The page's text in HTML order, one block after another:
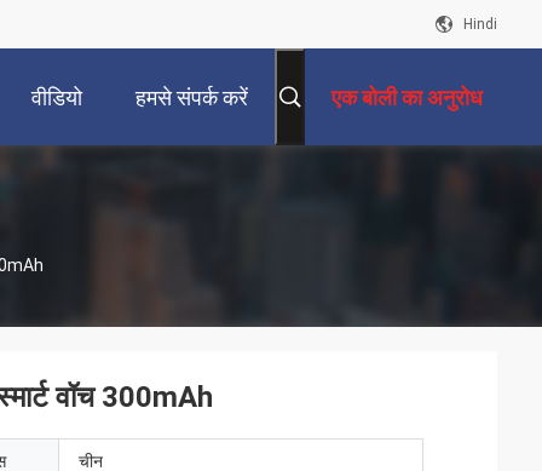
Hindi
वीडियो हमसे संपर्क करें एक बोली का अनुरोध
वॉच 300mAh
चीन